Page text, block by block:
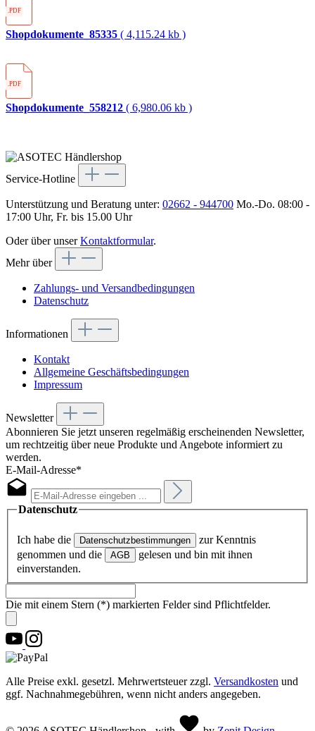
.PDF
Shopdokumente_85335 ( 4,115.24 kb )
.PDF
Shopdokumente_558212 ( 6,980.06 kb )
Service-Hotline
Unterstützung und Beratung unter: 02662 - 944700 Mo.-Do. 08:00 -
17:00 Uhr, Fr. bis 15.00 Uhr
Oder über unserKontaktformular.
Mehr über
Zahlungs- und Versandbedingungen
Datenschutz
Informationen
Kontakt
Allgemeine Geschäftsbedingungen
Impressum
Newsletter
Abonnieren Sie jetzt unseren regelmäßig erscheinenden Newsletter,
um rechtzeitig über neue Produkte und Angebote informiert zu
werden.
E-Mail-Adresse*
Datenschutz
Ich habe die Datenschutzbestimmungen
zur Kenntnis
genommen und die
AGB
gelesen und bin mit ihnen
einverstanden.
Die mit einem Stern (*) markierten Felder sind Pflichtfelder.
Alle Preise exkl. gesetzl. Mehrwertsteuer zzgl. Versandkosten und
ggf. Nachnahmegebühren, wenn nicht anders angegeben.